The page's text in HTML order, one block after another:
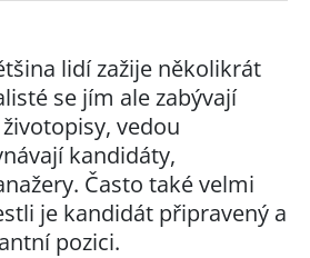
lidí zažije několikrát
se jím ale zabývají
vedou
kandidáty,
Často také velmi
je kandidát připravený a
pozici.